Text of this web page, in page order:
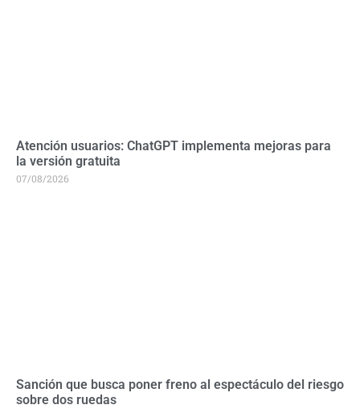
Atención usuarios: ChatGPT implementa mejoras para
la versión gratuita
07/08/2026
Sanción que busca poner freno al espectáculo del riesgo
sobre dos ruedas